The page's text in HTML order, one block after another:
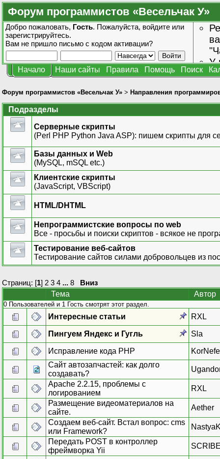
Форум программистов «Весельчак У»
Добро пожаловать, Гость. Пожалуйста, войдите или
зарегистрируйтесь.
Вам не пришло письмо с кодом активации?
У
Начало Наши сайты Правила Помощь Поиск
Форум программистов «Весельчак У» > Направления
Подразделы
Серверные скрипты
(Perl PHP Python Java ASP): пишем скрипты для
Базы данных и Web
(MySQL, mSQL etc.)
Клиентские скрипты
(JavaScript, VBScript)
HTML/DHTML
Непрограммистские вопросы по web
Все - просьбы и поиски скриптов - всякое не
Тестирование веб-сайтов
Тестирование сайтов силами добровольцев из
Страниц: [1] 2 3 4 ... 8
Вниз
Тема
Автор
0 Пользователей и 1 Гость смотрят этот раздел.
Интересные статьи RXL
Пингуем Яндекс и Гугль Sla
Исправление кода PHP
Сайт автозапчастей: как долго
создавать?
Apache 2.2.15, проблемы с
логированием
RXL
Размещение видеоматериалов на
сайте.
Aether
Создаем веб-сайт. Встал вопрос: cms
или Framework?
Передать POST в контроллер
фреймворка Yii